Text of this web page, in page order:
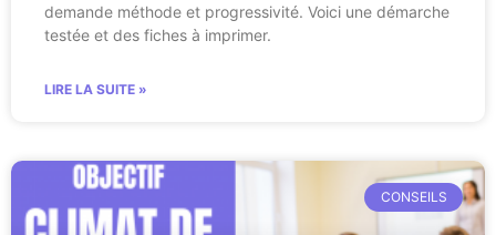
demande méthode et progressivité. Voici une démarche
testée et des fiches à imprimer.
LIRE LA SUITE »
CONSEILS